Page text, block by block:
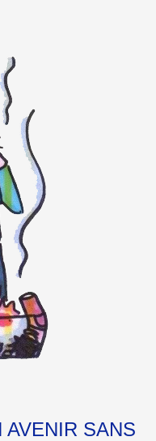
AVENIR SANS